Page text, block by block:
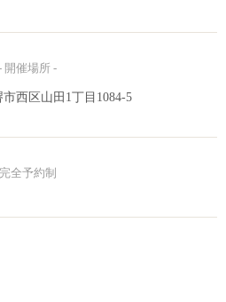
開催場所 -
西区山田1丁目1084-5
完全予約制